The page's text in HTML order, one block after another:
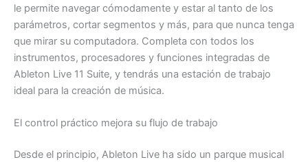
le permite navegar cómodamente y estar al tanto de los
parámetros, cortar segmentos y más, para que nunca tenga
que mirar su computadora. Completa con todos los
instrumentos, procesadores y funciones integradas de
Ableton Live 11 Suite, y tendrás una estación de trabajo
ideal para la creación de música.
El control práctico mejora su flujo de trabajo
Desde el principio, Ableton Live ha sido un parque musical